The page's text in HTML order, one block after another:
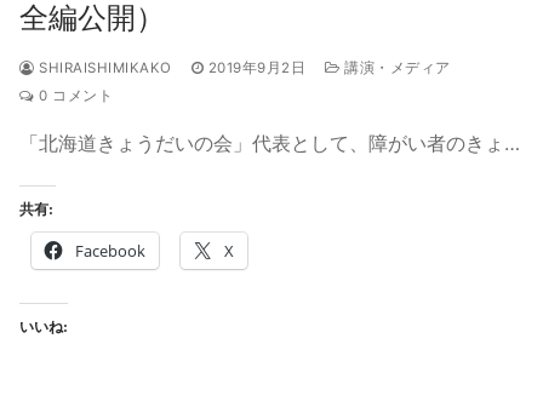
全編公開）
SHIRAISHIMIKAKO 2019年9月2日
講演・メディア
0 コメント
「北海道きょうだいの会」代表として、障がい者のきょ…
共有:
Facebook X
いいね: